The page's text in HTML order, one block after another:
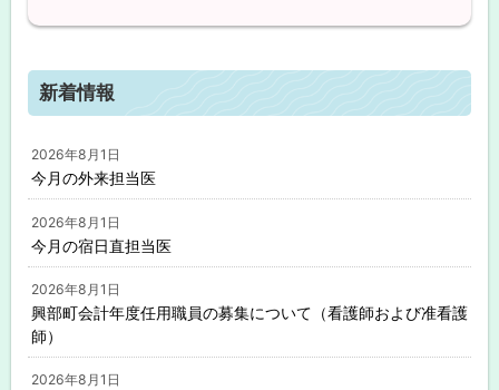
せ
新
着
情
報
新着情報
2026年8月1日
今月の外来担当医
2026年8月1日
今月の宿日直担当医
2026年8月1日
興部町会計年度任用職員の募集について（看護師および准看護
師）
2026年8月1日